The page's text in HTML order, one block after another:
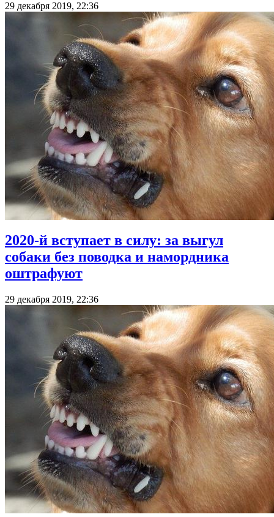
29 декабря 2019, 22:36
2020-й вступает в силу: за выгул
собаки без поводка и намордника
оштрафуют
29 декабря 2019, 22:36